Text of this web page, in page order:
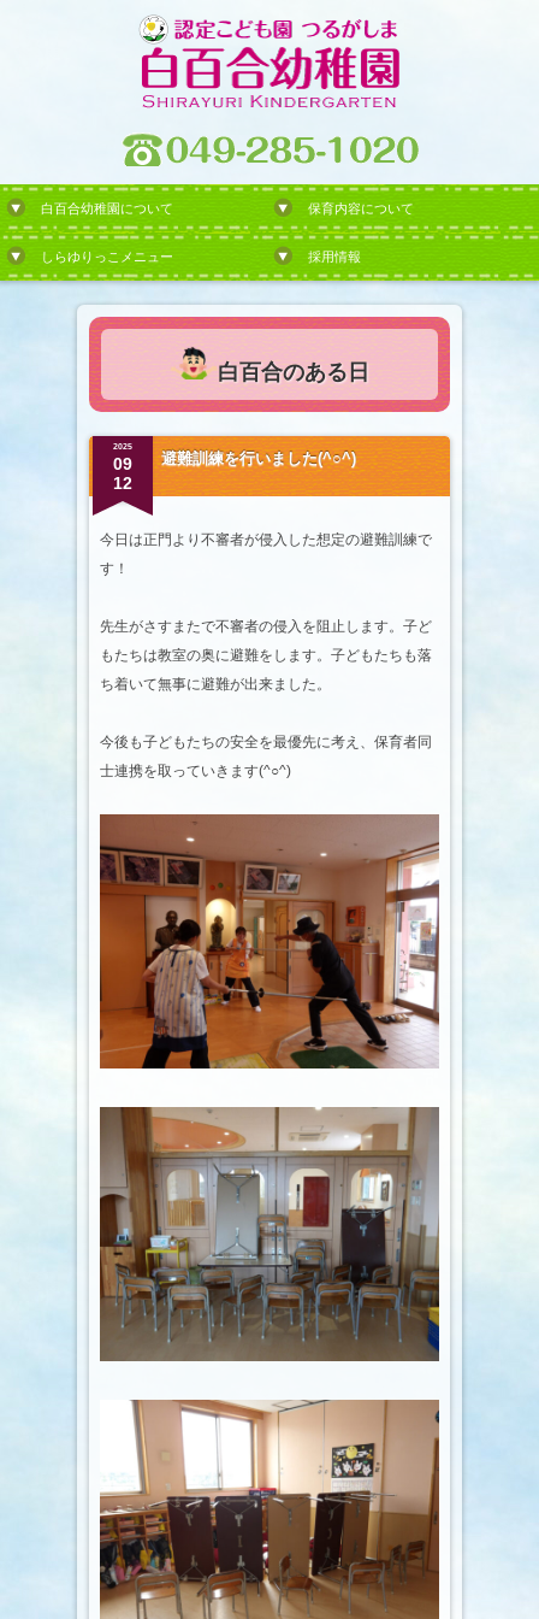
白百合幼稚園について 保育内容について
しらゆりっこメニュー 採用情報
白百合のある日
避難訓練を行いました(^○^)
2025
09
12
今日は正門より不審者が侵入した想定の避難訓練で
す！
先生がさすまたで不審者の侵入を阻止します。子ど
もたちは教室の奥に避難をします。子どもたちも落
ち着いて無事に避難が出来ました。
今後も子どもたちの安全を最優先に考え、保育者同
士連携を取っていきます(^○^)